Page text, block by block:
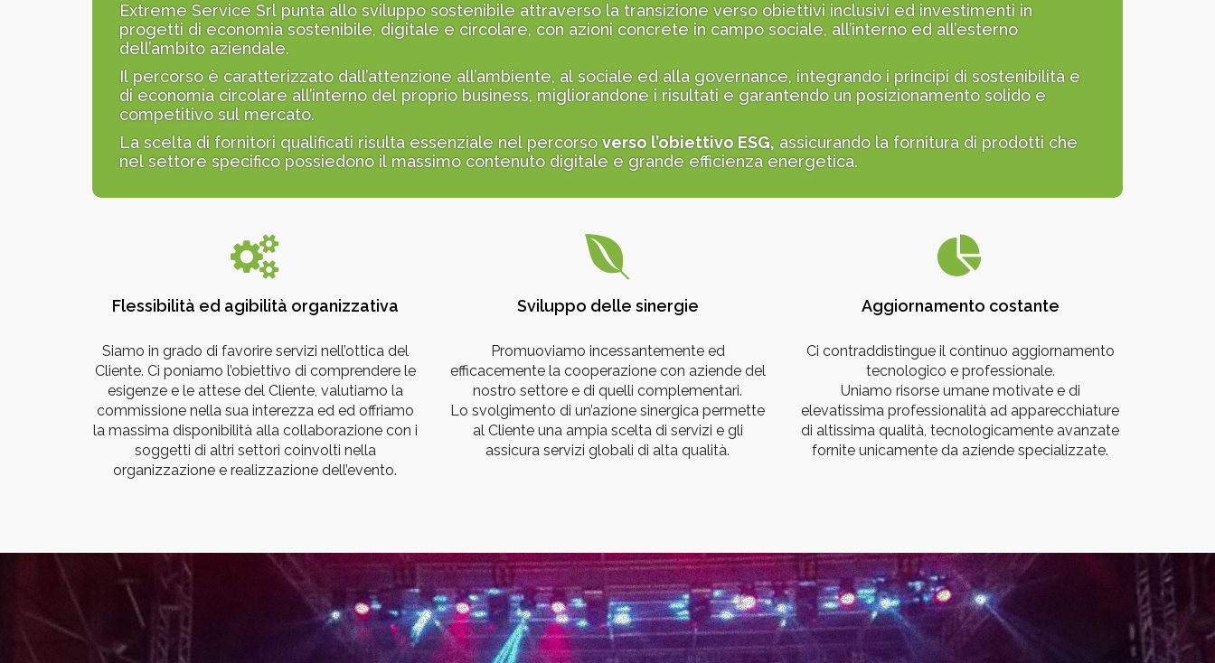
Extreme Service Srl punta allo sviluppo sostenibile attraverso la transizione verso obiettivi inclusivi ed investimenti in
progetti di economia sostenibile, digitale e circolare, con azioni concrete in campo sociale, all’interno ed all’esterno
dell’ambito aziendale.
Il percorso è caratterizzato dall’attenzione all’ambiente, al sociale ed alla governance, integrando i principi di sostenibilità e
di economia circolare all’interno del proprio business, migliorandone i risultati e garantendo un posizionamento solido e
competitivo sul mercato.
La scelta di fornitori qualificati risulta essenziale nel percorso verso l’obiettivo ESG, assicurando la fornitura di prodotti che
nel settore specifico possiedono il massimo contenuto digitale e grande efficienza energetica.
Flessibilità ed agibilità organizzativa
Siamo in grado di favorire servizi nell’ottica del
Cliente. Ci poniamo l’obiettivo di comprendere le
esigenze e le attese del Cliente, valutiamo la
commissione nella sua interezza ed ed offriamo
la massima disponibilità alla collaborazione con i
soggetti di altri settori coinvolti nella
organizzazione e realizzazione dell’evento.
Sviluppo delle sinergie
Promuoviamo incessantemente ed
efficacemente la cooperazione con aziende del
nostro settore e di quelli complementari.
Lo svolgimento di un’azione sinergica permette
al Cliente una ampia scelta di servizi e gli
assicura servizi globali di alta qualità.
Aggiornamento costante
Ci contraddistingue il continuo aggiornamento
tecnologico e professionale.
Uniamo risorse umane motivate e di
elevatissima professionalità ad apparecchiature
di altissima qualità, tecnologicamente avanzate
fornite unicamente da aziende specializzate.